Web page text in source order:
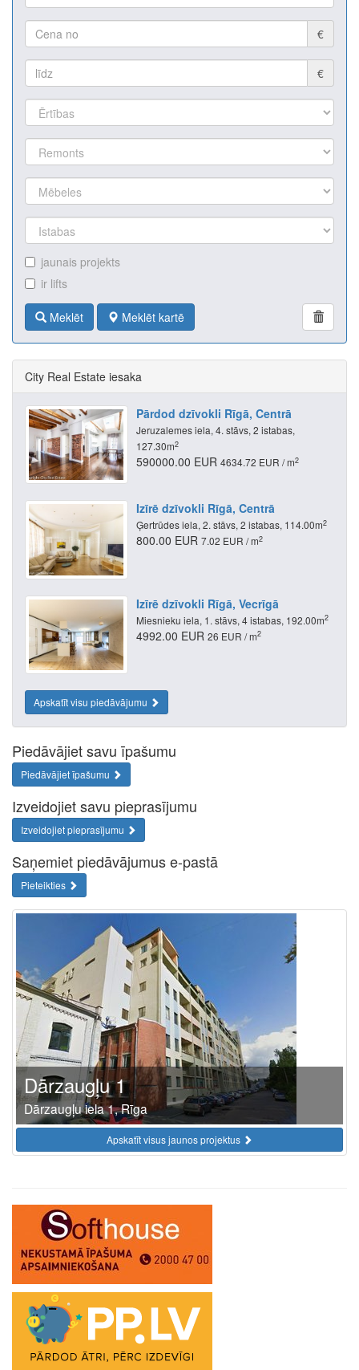
€
€
jaunais projekts
ir lifts
Meklēt Meklēt kartē
City Real Estate iesaka
Pārdod dzīvokli Rīgā, Centrā
Jeruzalemes iela, 4. stāvs, 2 istabas,
127.30m2
590000.00 EUR 4634.72 EUR / m2
Izīrē dzīvokli Rīgā, Centrā
Ģertrūdes iela, 2. stāvs, 2 istabas, 114.00m2
800.00 EUR 7.02 EUR / m2
Izīrē dzīvokli Rīgā, Vecrīgā
Miesnieku iela, 1. stāvs, 4 istabas, 192.00m2
4992.00 EUR 26 EUR / m2
Apskatīt visu piedāvājumu
Piedāvājiet savu īpašumu
Piedāvājiet īpašumu
Izveidojiet savu pieprasījumu
Izveidojiet pieprasījumu
Saņemiet piedāvājumus e-pastā
Pieteikties
Dārzaugļu 1
Dārzaugļu iela 1, Rīga
Apskatīt visus jaunos projektus